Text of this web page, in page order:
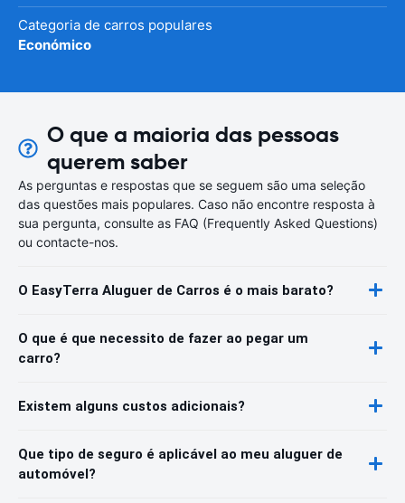
Categoria de carros populares
Económico
O que a maioria das pessoas
querem saber
As perguntas e respostas que se seguem são uma seleção
das questões mais populares. Caso não encontre resposta à
sua pergunta, consulte as FAQ (Frequently Asked Questions)
ou contacte-nos.
O EasyTerra Aluguer de Carros é o mais barato?
O que é que necessito de fazer ao pegar um
carro?
Existem alguns custos adicionais?
Que tipo de seguro é aplicável ao meu aluguer de
automóvel?